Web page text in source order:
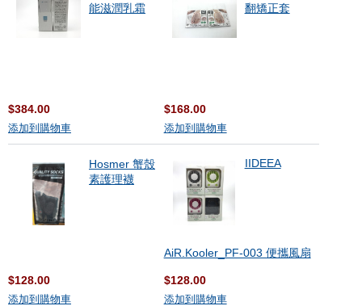
能滋潤乳霜
$384.00
添加到購物車
翻矯正套
$168.00
添加到購物車
Hosmer 蟹殼
素護理襪
$128.00
添加到購物車
IIDEEA
AiR.Kooler_PF-003 便攜風扇
$128.00
添加到購物車